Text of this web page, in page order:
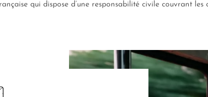
qui dispose d’une responsabilité civile couvrant les